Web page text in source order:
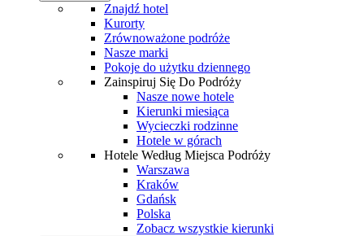
Znajdź hotel
Kurorty
Zrównoważone podróże
Nasze marki
Pokoje do użytku dziennego
Zainspiruj Się Do Podróży
Nasze nowe hotele
Kierunki miesiąca
Wycieczki rodzinne
Hotele w górach
Hotele Według Miejsca Podróży
Warszawa
Kraków
Gdańsk
Polska
Zobacz wszystkie kierunki